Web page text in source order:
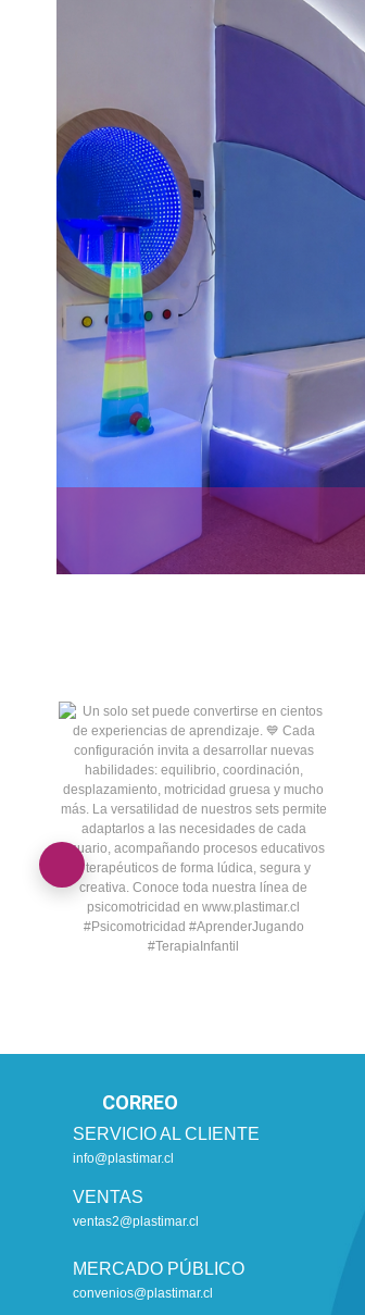
CORREO
SERVICIO AL CLIENTE
info@plastimar.cl
VENTAS
ventas2@plastimar.cl
MERCADO PÚBLICO
convenios@plastimar.cl